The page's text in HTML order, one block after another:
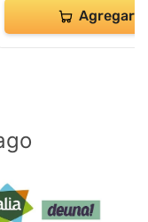
Agregar